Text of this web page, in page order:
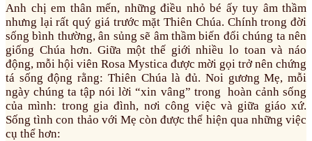
Anh chị em thân mến, những điều nhỏ bé ấy tuy âm thầm
nhưng lại rất quý giá trước mặt Thiên Chúa. Chính trong đời
sống bình thường, ân sủng sẽ âm thầm biến đổi chúng ta nên
giống Chúa hơn. Giữa một thế giới nhiều lo toan và náo
động, mỗi hội viên Rosa Mystica được mời gọi trở nên chứng
tá sống động rằng: Thiên Chúa là đủ. Noi gương Mẹ, mỗi
ngày chúng ta tập nói lời “xin vâng” trong hoàn cảnh sống
của mình: trong gia đình, nơi công việc và giữa giáo xứ.
Sống tình con thảo với Mẹ còn được thể hiện qua những việc
cụ thể hơn: